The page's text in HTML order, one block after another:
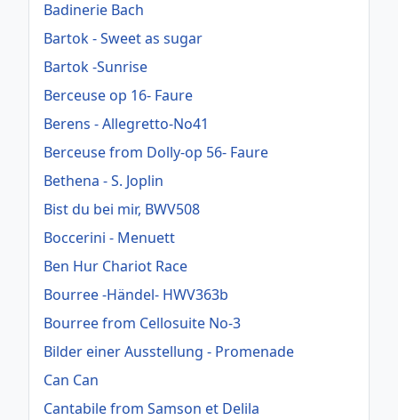
Badinerie Bach
Bartok - Sweet as sugar
Bartok -Sunrise
Berceuse op 16- Faure
Berens - Allegretto-No41
Berceuse from Dolly-op 56- Faure
Bethena - S. Joplin
Bist du bei mir, BWV508
Boccerini - Menuett
Ben Hur Chariot Race
Bourree -Händel- HWV363b
Bourree from Cellosuite No-3
Bilder einer Ausstellung - Promenade
Can Can
Cantabile from Samson et Delila